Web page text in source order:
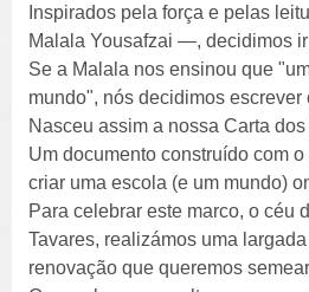
Inspirados pela força e pelas
Malala Yousafzai —, decidimos
Se a Malala nos ensinou que
mundo", nós decidimos
Nasceu assim a nossa Carta
Um documento construído com
criar uma escola (e um mundo)
Para celebrar este marco, o céu
Tavares, realizámos uma
renovação que queremos